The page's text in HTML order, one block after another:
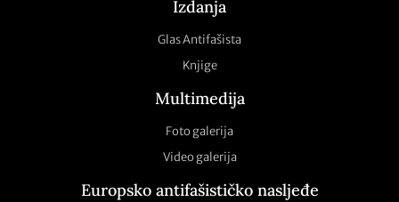
Izdanja
Glas Antifašista
Knjige
Multimedija
Foto galerija
Video galerija
Europsko antifašističko nasljeđe